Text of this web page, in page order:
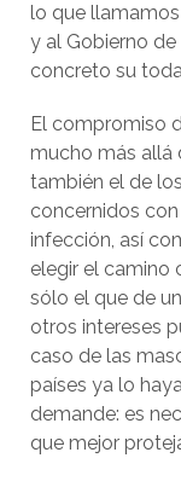
lo que
y al Gobierno
concreto su
El compromiso
mucho más allá
también el de
concernidos
infección, así
elegir el camino
sólo el que de
otros intereses
caso de las
países ya lo
demande: es
que mejor